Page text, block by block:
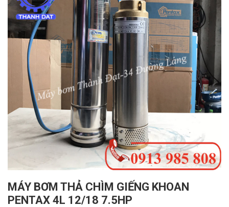
MÁY BƠM THẢ CHÌM GIẾNG KHOAN
PENTAX 4L 12/18 7.5HP